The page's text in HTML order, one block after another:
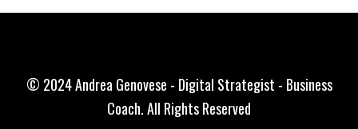
© 2024 Andrea Genovese - Digital Strategist - Business
Coach. All Rights Reserved